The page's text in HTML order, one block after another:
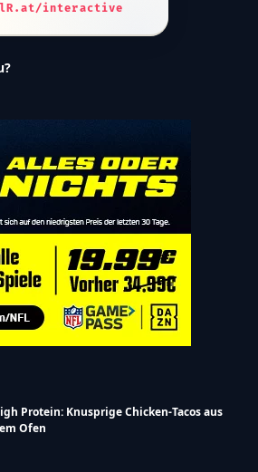
interactive
Protein: Knusprige Chicken-Tacos aus
Ofen